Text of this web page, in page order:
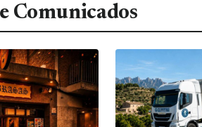
Comunicados